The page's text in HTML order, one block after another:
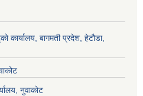
कार्यालय, बागमती प्रदेश, हेटौडा,
नुवाकोट